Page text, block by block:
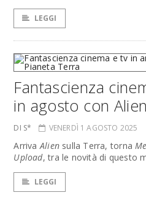
LEGGI
Fantascienza
in agosto con
DI S* VENERDÌ 1 AGOSTO 2025
ArrivaAliensulla Terra, torna
Upload, tra le novità di questo
LEGGI